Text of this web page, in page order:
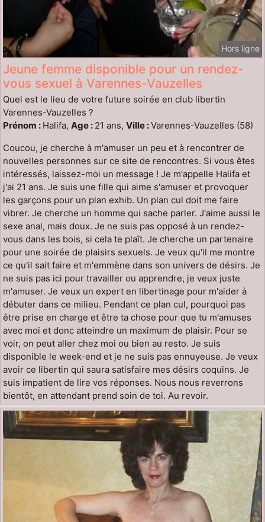
Hors ligne
Jeune femme disponible pour un rendez-
vous sexuel à Varennes-Vauzelles
Quel est le lieu de votre future soirée en club libertin
Varennes-Vauzelles ?
Prénom : Halifa, Age : 21 ans, Ville :Varennes-Vauzelles (58)
Coucou, je cherche à m'amuser un peu et à rencontrer de
nouvelles personnes sur ce site de rencontres. Si vous êtes
intéressés, laissez-moi un message ! Je m'appelle Halifa et
j'ai 21 ans. Je suis une fille qui aime s'amuser et provoquer
les garçons pour un plan exhib. Un plan cul doit me faire
vibrer. Je cherche un homme qui sache parler. J'aime aussi le
sexe anal, mais doux. Je ne suis pas opposé à un rendez-
vous dans les bois, si cela te plaît. Je cherche un partenaire
pour une soirée de plaisirs sexuels. Je veux qu'il me montre
ce qu'il sait faire et m'emmène dans son univers de désirs. Je
ne suis pas ici pour travailler ou apprendre, je veux juste
m'amuser. Je veux un expert en libertinage pour m'aider à
débuter dans ce milieu. Pendant ce plan cul, pourquoi pas
être prise en charge et être ta chose pour que tu m'amuses
avec moi et donc atteindre un maximum de plaisir. Pour se
voir, on peut aller chez moi ou bien au resto. Je suis
disponible le week-end et je ne suis pas ennuyeuse. Je veux
avoir ce libertin qui saura satisfaire mes désirs coquins. Je
suis impatient de lire vos réponses. Nous nous reverrons
bientôt, en attendant prend soin de toi. Au revoir.